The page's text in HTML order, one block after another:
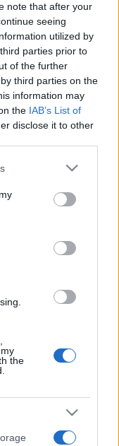
note that after your
seeing
utilized by
parties prior to
of the further
third parties on the
information may
the IAB’s List of
disclose it to other
or more Google
You may click to
party tags to
in below Google
the
és intuitívan
Ryan Quigley, Paul
közreműködik,
is
tartozó
szokatlan,
még
ugyanis
jazzkedvelő, akik a
családias
külön felvétel
erről az
a belépés
miatt
részt venni rajta. A
is aktív közösségi
megváltani